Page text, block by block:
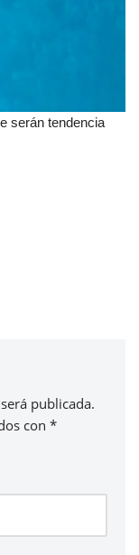
serán tendencia
publicada.
con *